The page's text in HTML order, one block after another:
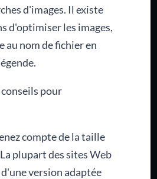
d'images. Il existe
d'optimiser les images,
au nom de fichier en
pour
compte de la taille
plupart des sites Web
version adaptée